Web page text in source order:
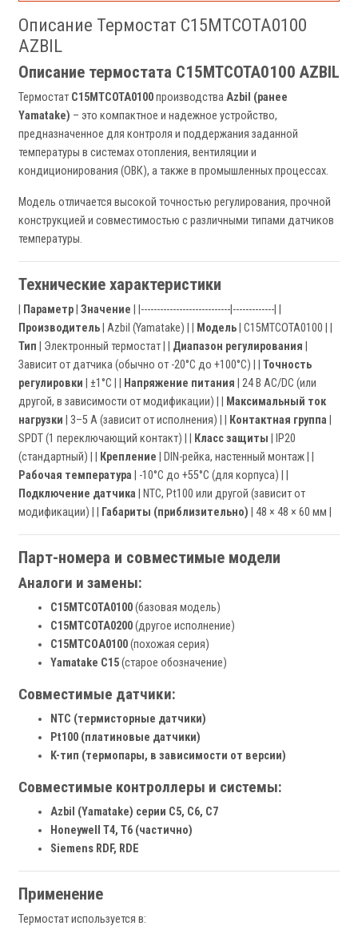
Описание Термостат C15MTCOTA0100
AZBIL
Описание термостата C15MTCOTA0100 AZBIL
Термостат C15MTCOTA0100производстваAzbil (ранее
Yamatake) – это компактное и надежное устройство,
предназначенное для контроля и поддержания заданной
температуры в системах отопления, вентиляции и
кондиционирования (ОВК), а также в промышленных процессах.
Модель отличается высокой точностью регулирования, прочной
конструкцией и совместимостью с различными типами датчиков
температуры.
Технические характеристики
Параметр Значение | |----------------------------|-------------| |
Производитель | Azbil (Yamatake) | | Модель | C15MTCOTA0100 | |
Тип | Электронный термостат | | Диапазон регулирования
Зависит от датчика (обычно от -20°C до +100°C) | | Точность
регулировки | ±1°C | | Напряжение питания | 24 В AC/DC (или
другой, в зависимости от модификации) | |
Максимальный ток
нагрузки | 3–5 А (зависит от исполнения) | | Контактная группа
SPDT (1 переключающий контакт) | |
Класс защиты | IP20
(стандартный) | |
Крепление | DIN-рейка, настенный монтаж | |
Рабочая температура | -10°C до +55°C (для корпуса) | |
Подключение датчика | NTC, Pt100 или другой (зависит от
модификации) | |
Габариты (приблизительно) | 48 × 48 × 60 мм |
Парт-номера и совместимые модели
Аналоги и замены:
C15MTCOTA0100(базовая модель)
C15MTCOTA0200(другое исполнение)
C15MTCOA0100(похожая серия)
Yamatake C15(старое обозначение)
Совместимые датчики:
NTC (термисторные датчики)
Pt100 (платиновые датчики)
K-тип (термопары, в зависимости от версии)
Совместимые контроллеры и системы:
Azbil (Yamatake) серии C5, C6, C7
Honeywell T4, T6 (частично)
Siemens RDF, RDE
Применение
Термостат используется в: